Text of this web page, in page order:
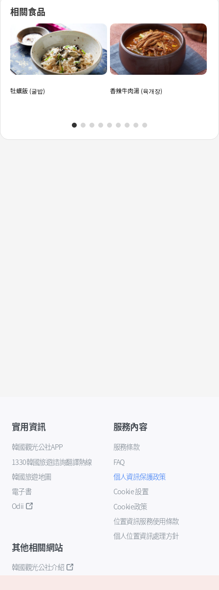
相關食品
牡蠣飯 (굴밥) 香辣牛肉湯 (육개장)
實用資訊
韓國觀光公社APP
1330韓國旅遊諮詢翻譯熱線
韓國旅遊地圖
電子書
Odii
服務內容
服務條款
FAQ
個人資訊保護政策
Cookie 設置
Cookie政策
位置資訊服務使用條款
個人位置資訊處理方針
其他相關網站
韓國觀光公社介紹